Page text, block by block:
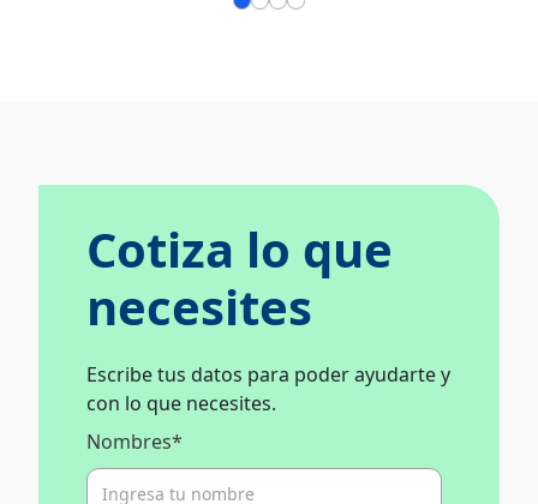
Cotiza lo que
necesites
Escribe tus datos para poder ayudarte y
con lo que necesites.
Nombres*